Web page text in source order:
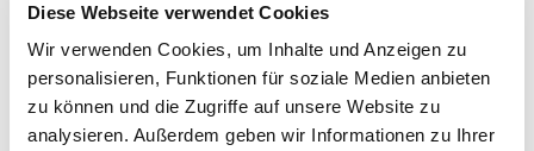
Diese Webseite verwendet Cookies
Wir verwenden Cookies, um Inhalte und Anzeigen zu
personalisieren, Funktionen für soziale Medien anbieten
zu können und die Zugriffe auf unsere Website zu
analysieren. Außerdem geben wir Informationen zu Ihrer